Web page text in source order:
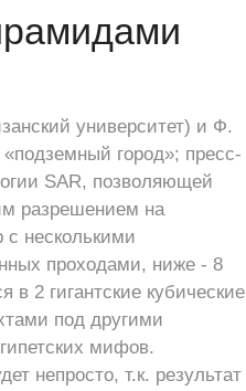
университет) и Ф.
город»; пресс-
SAR, позволяющей
разрешением на
с несколькими
проходами, ниже - 8
2 гигантские кубические
под другими
мифов.
непросто, т.к. результат